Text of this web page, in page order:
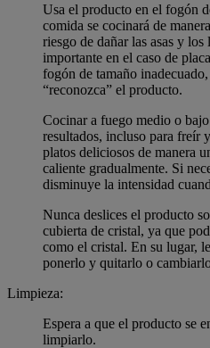
Usa el producto en el fogón
comida se cocinará de
riesgo de dañar las asas y los
importante en el caso de
fogón de tamaño
“reconozca” el producto.
Cocinar a fuego medio o
resultados, incluso para freír
platos deliciosos de manera
caliente gradualmente. Si
disminuye la intensidad
Nunca deslices el producto
cubierta de cristal, ya que
como el cristal. En su lugar,
ponerlo y quitarlo o
Limpieza:
Espera a que el producto se
limpiarlo.